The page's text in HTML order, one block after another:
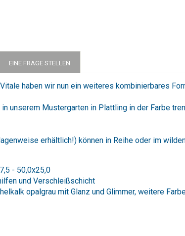
haben wir nun ein weiteres kombinierbares
unserem Mustergarten in Plattling in der Farbe
erhältlich!) können in Reihe oder im
- 50,0x25,0
und Verschleißschicht
opalgrau mit Glanz und Glimmer, weitere
EINE FRAGE STELLEN